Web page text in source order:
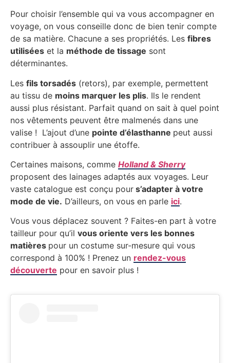
Pour choisir l’ensemble qui va vous accompagner en
voyage, on vous conseille donc de bien tenir compte
de sa matière. Chacune a ses propriétés. Les fibres
utilisées et la méthode de tissage sont
déterminantes.
Les fils torsadés (retors), par exemple, permettent
au tissu de moins marquer les plis. Ils le rendent
aussi plus résistant. Parfait quand on sait à quel point
nos vêtements peuvent être malmenés dans une
valise ! L’ajout d’une pointe d’élasthanne peut aussi
contribuer à assouplir une étoffe.
Certaines maisons, comme Holland & Sherry
proposent des lainages adaptés aux voyages. Leur
vaste catalogue est conçu pour s’adapter à votre
mode de vie. D’ailleurs, on vous en parle ici.
Vous vous déplacez souvent ? Faites-en part à votre
tailleur pour qu’il vous oriente vers les bonnes
matières pour un costume sur-mesure qui vous
correspond à 100% ! Prenez un rendez-vous
découverte pour en savoir plus !